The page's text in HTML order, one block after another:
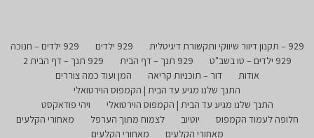
929 – תקנון דיוור שיווקי ותקשורת דיגיטלית 929 ילדים
929 ילדים – חנוכה
929 ילדים – טו בשב"ט
929 תנך – דף הבית
929 תנך – דף הבית 2
אודות
דור – תוכניות קריאה
המן ועוד כמה צוררים
התנך שלנו מגיע עד הבית | הקמפוס הוירטואלי
התנך שלנו מגיע עד הבית | הקמפוס הוירטואלי
ויהי פודאקסט
חלופה לעמוד הקמפוס
יוטיוב לצמוח מתוך הערפל
מאחורי הקלעים
מאחורי הקלעים
מאחורי הקלעים